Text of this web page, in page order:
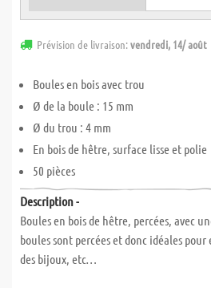
Prévision de livraison:vendredi, 14/ août
Boules en bois avec trou
Ø de la boule : 15 mm
Ø du trou : 4 mm
En bois de hêtre, surface lisse et polie
50 pièces
Description -
Boules en bois de hêtre, percées, avec
boules sont percées et donc idéales
des bijoux, etc…